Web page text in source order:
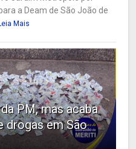
a Deam de São João de
Mais
PM, mas acaba
drogas em São